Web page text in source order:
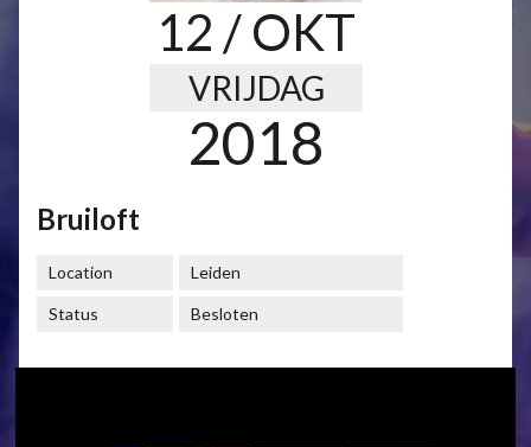
12 / OKT
VRIJDAG
2018
Bruiloft
Location Leiden
Status Besloten